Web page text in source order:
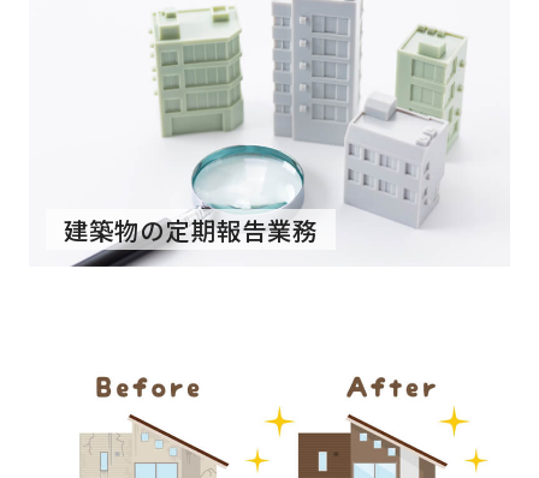
建築物の定期報告業務